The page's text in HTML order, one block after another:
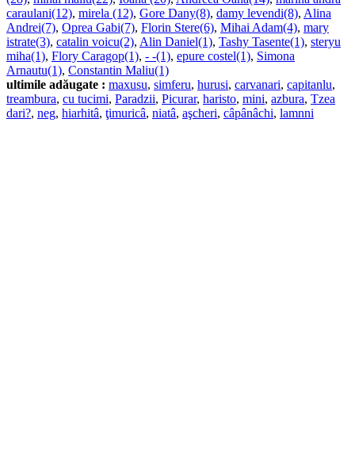
caraulani(12), mirela (12), Gore Dany(8), damy levendi(8), Alina
Andrei(7), Oprea Gabi(7), Florin Stere(6), Mihai Adam(4), mary
istrate(3), catalin voicu(2), Alin Daniel(1), Tashy Tasente(1), steryu
miha(1), Flory Caragop(1), - -(1), epure costel(1), Simona
Arnautu(1), Constantin Maliu(1)
ultimile adăugate : maxusu, simferu, hurusi, carvanari, capitanlu,
treambura, cu tucimi, Paradzii, Picurar, haristo, mini, azbura, Tzea
dari?, neg, hiarhitâ, ţimuricâ, niatâ, aşcheri, câpânâchi, lamnni